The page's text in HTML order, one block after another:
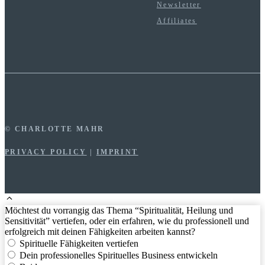
Newsletter
Affiliates
© CHARLOTTE MAHR
PRIVACY POLICY IMPRINT
Möchtest du vorrangig das Thema “Spiritualität, Heilung und
Sensitivität” vertiefen, oder ein erfahren, wie du professionell und
erfolgreich mit deinen Fähigkeiten arbeiten kannst?
Spirituelle Fähigkeiten vertiefen
Dein professionelles Spirituelles Business entwickeln